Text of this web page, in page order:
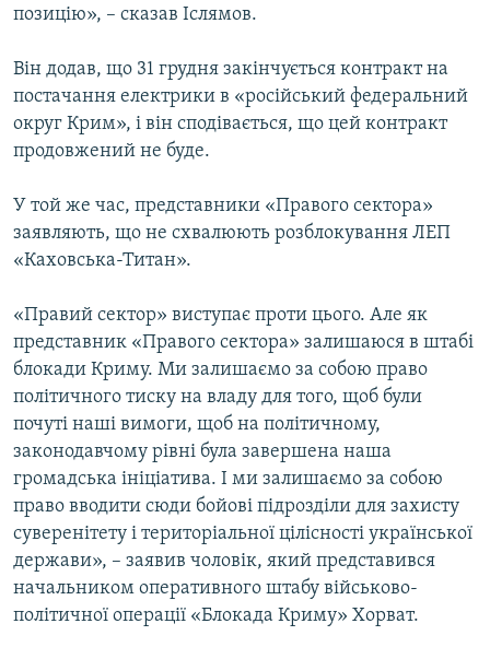
позицію», – сказав Іслямов.
Він додав, що 31 грудня закінчується контракт на
постачання електрики в «російський федеральний
округ Крим», і він сподівається, що цей контракт
продовжений не буде.
У той же час, представники «Правого сектора»
заявляють, що не схвалюють розблокування ЛЕП
«Каховська-Титан».
«Правий сектор» виступає проти цього. Але як
представник «Правого сектора» залишаюся в штабі
блокади Криму. Ми залишаємо за собою право
політичного тиску на владу для того, щоб були
почуті наші вимоги, щоб на політичному,
законодавчому рівні була завершена наша
громадська ініціатива. І ми залишаємо за собою
право вводити сюди бойові підрозділи для захисту
суверенітету і територіальної цілісності української
держави», – заявив чоловік, який представився
начальником оперативного штабу військово-
політичної операції «Блокада Криму» Хорват.